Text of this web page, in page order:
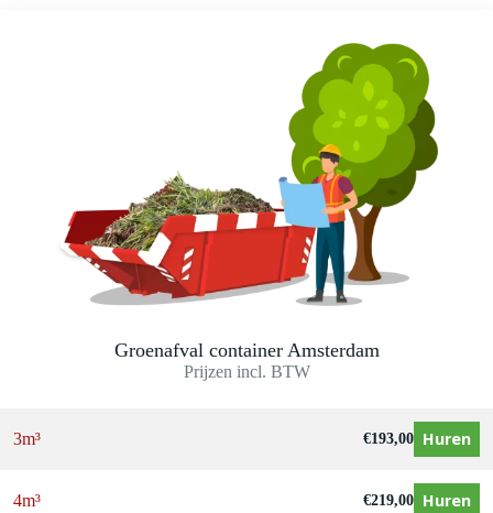
Groenafval container Amsterdam
Prijzen incl. BTW
3m³ €193,00 Huren
4m³ €219,00 Huren